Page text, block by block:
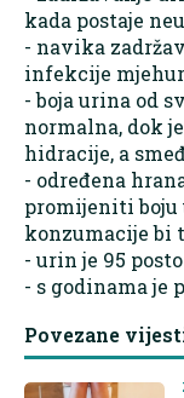
kada postaje
- navika
infekcije
- boja urina od
normalna, dok
hidracije, a
- određena
promijeniti boju
konzumacije bi
- urin je 95
- s godinama je
Povezane